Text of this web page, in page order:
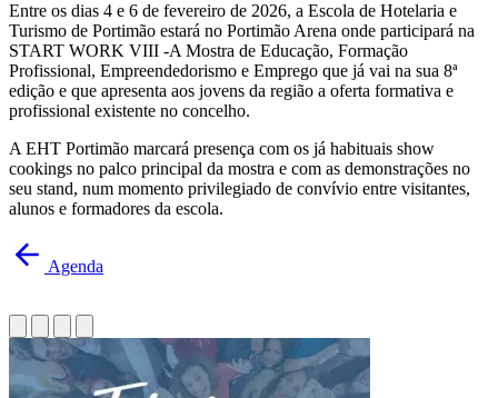
Entre os dias 4 e 6 de fevereiro de 2026, a Escola de Hotelaria e
Turismo de Portimão estará no Portimão Arena onde participará na
START WORK VIII -A Mostra de Educação, Formação
Profissional, Empreendedorismo e Emprego que já vai na sua 8ª
edição e que apresenta aos jovens da região a oferta formativa e
profissional existente no concelho.
A EHT Portimão marcará presença com os já habituais show
cookings no palco principal da mostra e com as demonstrações no
seu stand, num momento privilegiado de convívio entre visitantes,
alunos e formadores da escola.
Agenda